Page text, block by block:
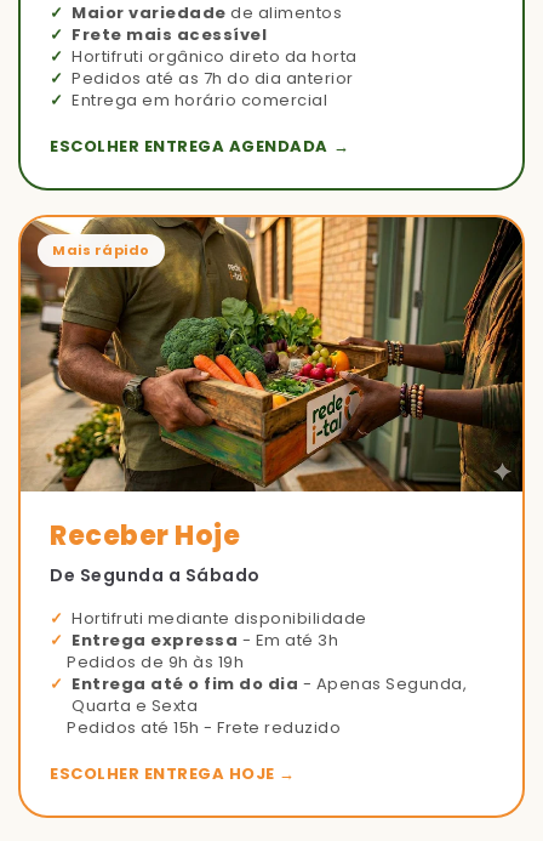
Maior variedade de alimentos
Frete mais acessível
Hortifruti orgânico direto da horta
Pedidos até as 7h do dia anterior
Entrega em horário comercial
ESCOLHER ENTREGA AGENDADA →
Mais rápido
Receber Hoje
De Segunda a Sábado
Hortifruti mediante disponibilidade
Entrega expressa - Em até 3h
Pedidos de 9h às 19h
Entrega até o fim do dia - Apenas Segunda,
Quarta e Sexta
Pedidos até 15h - Frete reduzido
ESCOLHER ENTREGA HOJE →